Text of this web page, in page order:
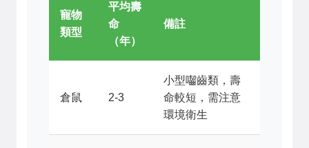
寵物
類型
平均壽
命
（年）
備註
倉鼠 2-3
小型囓齒類，壽
命較短，需注意
環境衛生